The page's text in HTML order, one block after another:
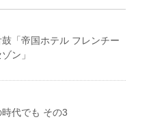
「帝国ホテル フレンチー
ン」
時代でも その3